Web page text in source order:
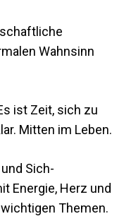
Wahnsinn
ist Zeit, sich zu
Mitten im Leben.
Sich-
Energie, Herz und
Themen.